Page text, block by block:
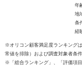
年
地
条
経
※オリコン顧客満足度ランキング
常値を排除）および調査対象者条
※「総合ランキング」、「評価項